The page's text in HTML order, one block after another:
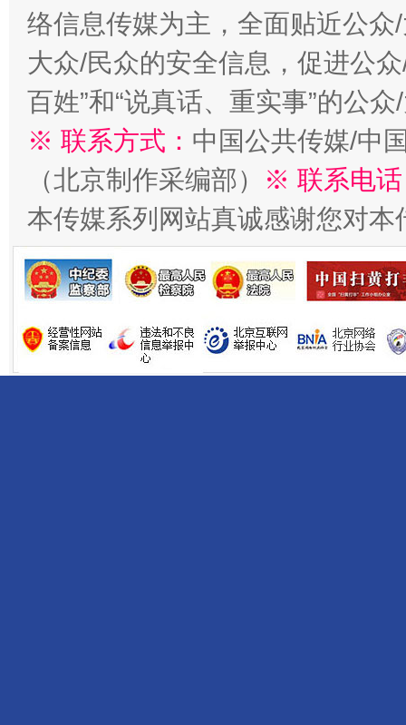
络信息传媒为主，全面贴近公
大众/民众的安全信息，促进公
百姓”和“说真话、重实事”的公
※ 联系方式： 中国公共传媒/中
（北京制作采编部）
※ 联系电
本传媒系列网站真诚感谢您对